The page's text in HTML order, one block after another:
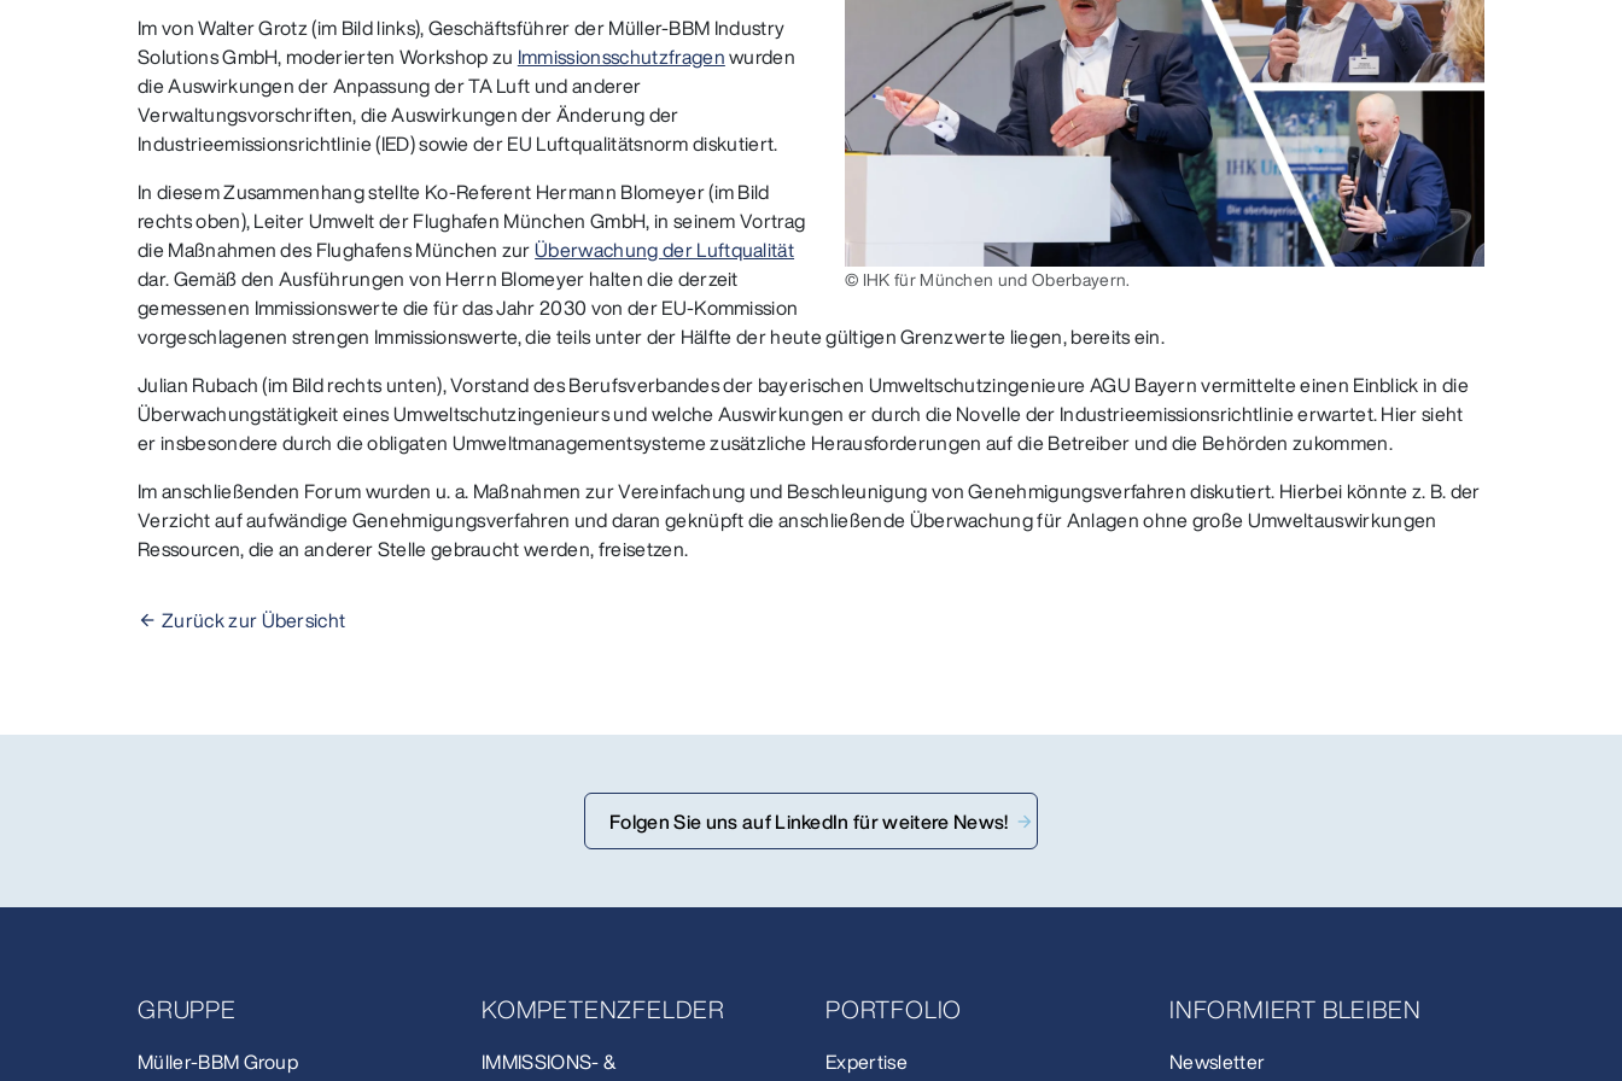
© IHK für München und Oberbayern.
Im von Walter Grotz (im Bild links), Geschäftsführer der Müller-BBM Industry
Solutions GmbH, moderierten Workshop zu Immissionsschutzfragenwurden
die Auswirkungen der Anpassung der TA Luft und anderer
Verwaltungsvorschriften, die Auswirkungen der Änderung der
Industrieemissionsrichtlinie (IED) sowie der EU Luftqualitätsnorm diskutiert.
In diesem Zusammenhang stellte Ko-Referent Hermann Blomeyer (im Bild
rechts oben), Leiter Umwelt der Flughafen München GmbH, in seinem Vortrag
die Maßnahmen des Flughafens München zurÜberwachung der Luftqualität
dar. Gemäß den Ausführungen von Herrn Blomeyer halten die derzeit
gemessenen Immissionswerte die für das Jahr 2030 von der EU-Kommission
vorgeschlagenen strengen Immissionswerte, die teils unter der Hälfte der heute gültigen Grenzwerte liegen, bereits ein.
Julian Rubach (im Bild rechts unten), Vorstand des Berufsverbandes der bayerischen Umweltschutzingenieure AGU Bayern vermittelte einen Einblick in die
Überwachungstätigkeit eines Umweltschutzingenieurs und welche Auswirkungen er durch die Novelle der Industrieemissionsrichtlinie erwartet. Hier sieht
er insbesondere durch die obligaten Umweltmanagementsysteme zusätzliche Herausforderungen auf die Betreiber und die Behörden zukommen.
Im anschließenden Forum wurden u. a. Maßnahmen zur Vereinfachung und Beschleunigung von Genehmigungsverfahren diskutiert. Hierbei könnte z. B. der
Verzicht auf aufwändige Genehmigungsverfahren und daran geknüpft die anschließende Überwachung für Anlagen ohne große Umweltauswirkungen
Ressourcen, die an anderer Stelle gebraucht werden, freisetzen.
Zurück zur Übersicht
Folgen Sie uns auf LinkedIn für weitere News!
GRUPPE
Müller-BBM Group
KOMPETENZFELDER
IMMISSIONS- &
PORTFOLIO
Expertise
INFORMIERT BLEIBEN
Newsletter